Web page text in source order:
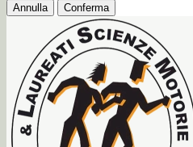
Annulla Conferma